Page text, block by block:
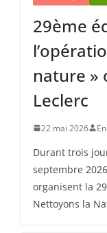
29ème
nature »
Leclerc
22 mai 2026
Durant trois
septembre
organisent la
Nettoyons la